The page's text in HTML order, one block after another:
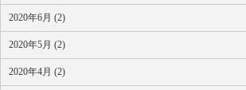
2020年6月 (2)
2020年5月 (2)
2020年4月 (2)